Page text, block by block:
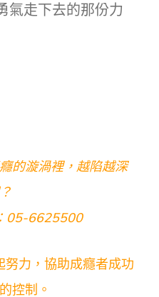
氣走下去的那份力
的漩渦裡，越陷越深
05-6625500
力，協助成癮者成功
控制。